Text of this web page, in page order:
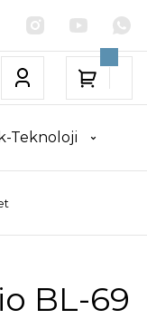
Teknoloji
BL-69